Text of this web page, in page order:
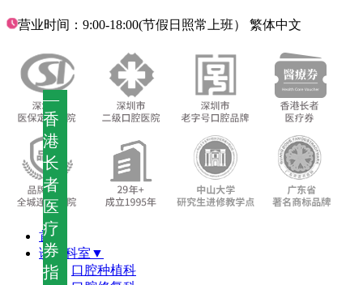
—
香
港
长
者
医
疗
券
指
营业时间：9:00-18:00(节假日照常上班） 繁体中文
首页
诊疗科室▼
口腔种植科